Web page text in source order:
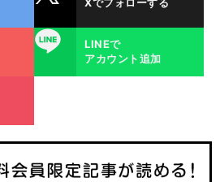
Xでフォローする
LINE
LINEで
アカウント追加